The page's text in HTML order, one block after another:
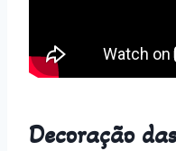
Decoração